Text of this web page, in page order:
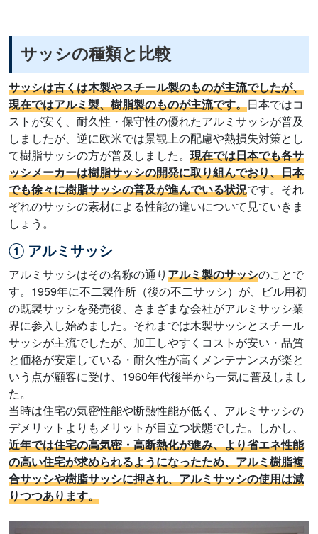
サッシの種類と比較
サッシは古くは木製やスチール製のものが主流でしたが、
現在ではアルミ製、樹脂製のものが主流です。日本ではコ
ストが安く、耐久性・保守性の優れたアルミサッシが普及
しましたが、逆に欧米では景観上の配慮や熱損失対策とし
て樹脂サッシの方が普及しました。 現在では日本でも各サ
ッシメーカーは樹脂サッシの開発に取り組んでおり、日本
でも徐々に樹脂サッシの普及が進んでいる状況です。それ
ぞれのサッシの素材による性能の違いについて見ていきま
しょう。
① アルミサッシ
アルミサッシはその名称の通りアルミ製のサッシのことで
す。1959年に不二製作所（後の不二サッシ）が、ビル用初
の既製サッシを発売後、さまざまな会社がアルミサッシ業
界に参入し始めました。それまでは木製サッシとスチール
サッシが主流でしたが、加工しやすくコストが安い・品質
と価格が安定している・耐久性が高くメンテナンスが楽と
いう点が顧客に受け、1960年代後半から一気に普及しまし
た。
当時は住宅の気密性能や断熱性能が低く、アルミサッシの
デメリットよりもメリットが目立つ状態でした。しかし、
近年では住宅の高気密・高断熱化が進み、より省エネ性能
の高い住宅が求められるようになったため、アルミ樹脂複
合サッシや樹脂サッシに押され、アルミサッシの使用は減
りつつあります。